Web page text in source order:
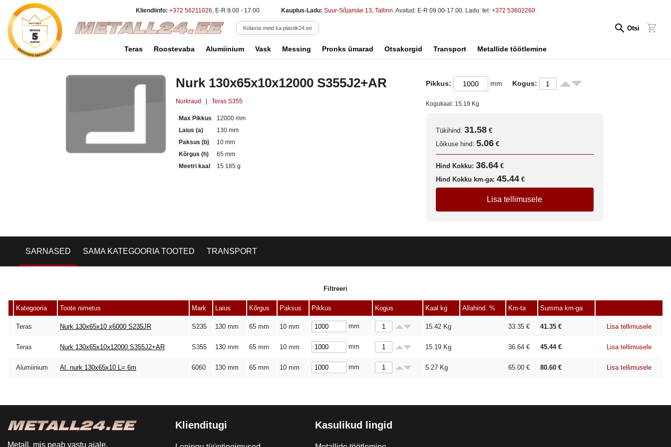
Kliendiinfo: +372 56211026, E-R 9.00 - 17.00 Kauplus-Ladu: Suur-Sõjamäe 13, Tallinn. Avatud: E-R 09.00-17.00. Ladu: tel: +372 53602260
Külasta meid ka plastik24.ee Otsi
Teras Roostevaba Alumiinium Vask Messing Pronks ümarad Otsakorgid Transport Metallide töötlemine
Nurk 130x65x10x12000 S355J2+AR
Nurkraud Teras S355
Max Pikkus
12000 mm
Laius (a)
130 mm
Paksus (b)
10 mm
Kõrgus (h)
65 mm
Meetri kaal
15 185 g
Pikkus: mm Kogus:
Kogukaal: 15.19 Kg
Tükihind: 31.58 €
Lõikuse hind: 5.06 €
Hind Kokku: 36.64 €
Hind Kokku km-ga: 45.44 €
Lisa tellimusele
SARNASED SAMA KATEGOORIA TOOTED TRANSPORT
Filtreeri
Kategooria Toote nimetus Mark Laius Kõrgus Paksus Pikkus Kogus Kaal kg Allahind. % Km-ta Summa km-ga
Teras Nurk 130x65x10 x6000 S235JR S235 130 mm 65 mm 10 mm mm 15.42 Kg 33.35 € 41.35 € Lisa tellimusele
Teras Nurk 130x65x10x12000 S355J2+AR S355 130 mm 65 mm 10 mm mm 15.19 Kg 36.64 € 45.44€ Lisa tellimusele
Alumiinium Al. nurk 130x65x10 L= 6m 6060 130 mm 65 mm 10 mm mm 5.27 Kg 65.00 € 80.60 € Lisa tellimusele
Metall, mis peab vastu ajale.
Klienditugi Kasulikud lingid